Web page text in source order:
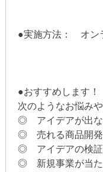
●実施方法： オン
●おすすめします
次のようなお悩み
◎ アイデアが出な
◎ 売れる商品開発
◎ アイデアの検証
◎ 新規事業が当た